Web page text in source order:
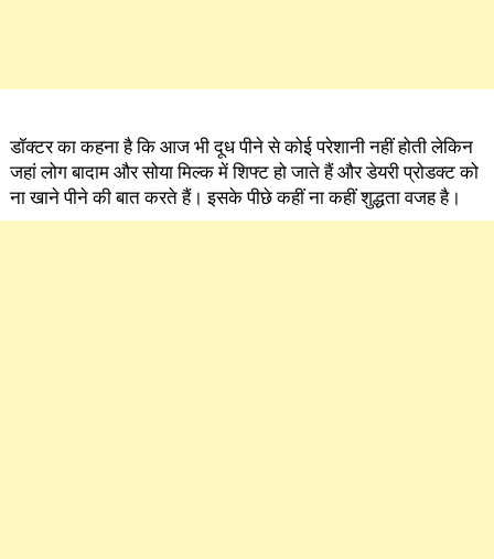
डॉक्टर का कहना है कि आज भी दूध पीने से कोई परेशानी नहीं होती लेकिन
जहां लोग बादाम और सोया मिल्क में शिफ्ट हो जाते हैं और डेयरी प्रोडक्ट को
ना खाने पीने की बात करते हैं। इसके पीछे कहीं ना कहीं शुद्धता वजह है।